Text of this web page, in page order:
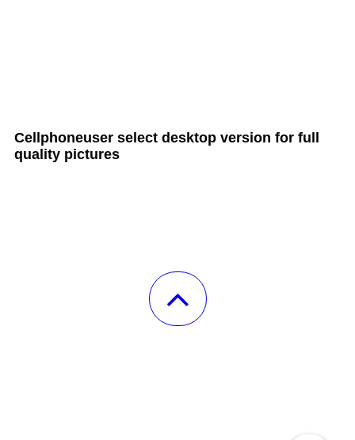
Cellphoneuser select desktop version for full
quality pictures